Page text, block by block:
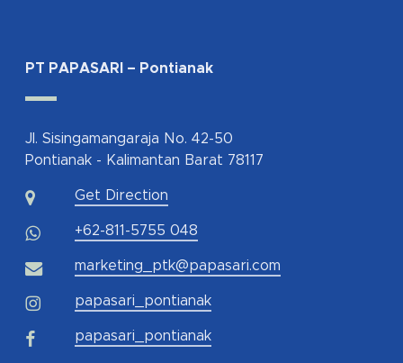
PT PAPASARI – Pontianak
Jl. Sisingamangaraja No. 42-50
Pontianak - Kalimantan Barat 78117
Get Direction
+62-811-5755 048
marketing_ptk@papasari.com
papasari_pontianak
papasari_pontianak